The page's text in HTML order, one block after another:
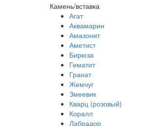
Камень/вставка
Агат
Аквамарин
Амазонит
Аметист
Бирюза
Гематит
Гранат
Жемчуг
Змеевик
Кварц (розовый)
Коралл
Лабрадор